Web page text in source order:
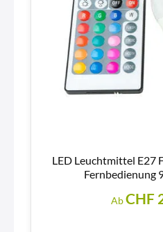
LED Leuchtmittel E27
Fernbedienung
AbCHF